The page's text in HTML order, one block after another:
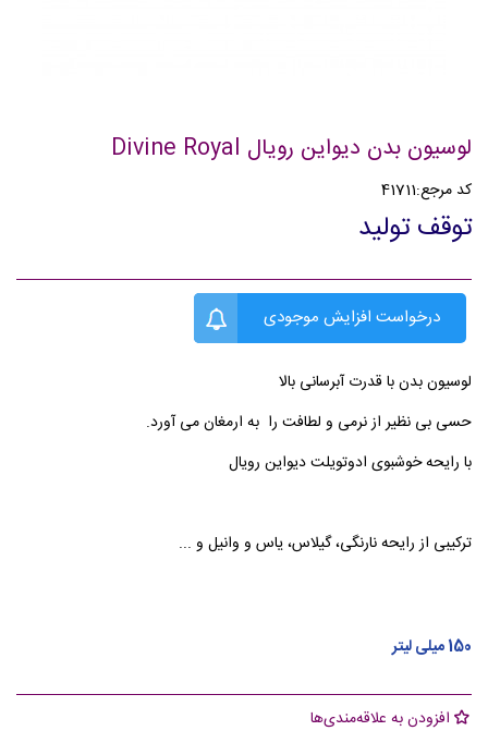
لوسیون بدن دیواین رویال Divine Royal
کد مرجع:41711
توقف تولید
درخواست افزایش موجودی
لوسیون بدن با قدرت آبرسانی بالا
حسی بی نظیر از نرمی و لطافت را به ارمغان می آورد.
با رایحه خوشبوی ادوتویلت دیواین رویال
ترکیبی از رایحه نارنگی، گیلاس، یاس و وانیل و ...
150 میلی لیتر
افزودن به علاقه‌مندی‌ها